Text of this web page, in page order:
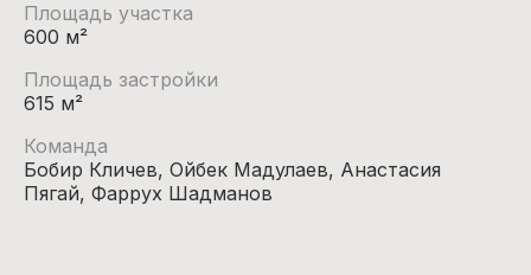
Площадь участка
600 м²
Площадь застройки
615 м²
Команда
Бобир Кличев, Ойбек Мадулаев, Анастасия
Пягай, Фаррух Шадманов